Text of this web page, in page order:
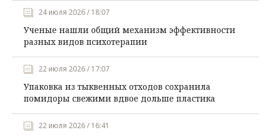
24 июля 2026 / 18:07
Ученые нашли общий механизм эффективности
разных видов психотерапии
22 июля 2026 / 17:07
Упаковка из тыквенных отходов сохранила
помидоры свежими вдвое дольше пластика
22 июля 2026 / 16:41